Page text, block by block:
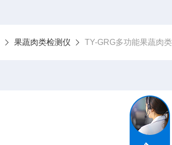
果蔬肉类检测仪 TY-GRG多功能果蔬肉